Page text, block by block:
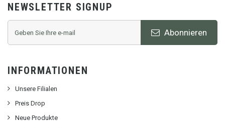
NEWSLETTER SIGNUP
Abonnieren
INFORMATIONEN
Unsere Filialen
Preis Drop
Neue Produkte